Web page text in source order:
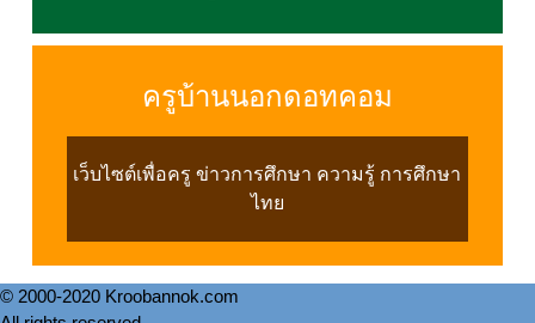
ครูบ้านนอกดอทคอม
เว็บไซต์เพื่อครู ข่าวการศึกษา ความรู้ การศึกษา
ไทย
© 2000-2020 Kroobannok.com